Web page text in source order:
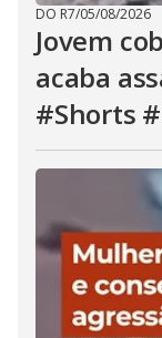
DO R7/05/08/2026
Jovem
acaba
#Shorts